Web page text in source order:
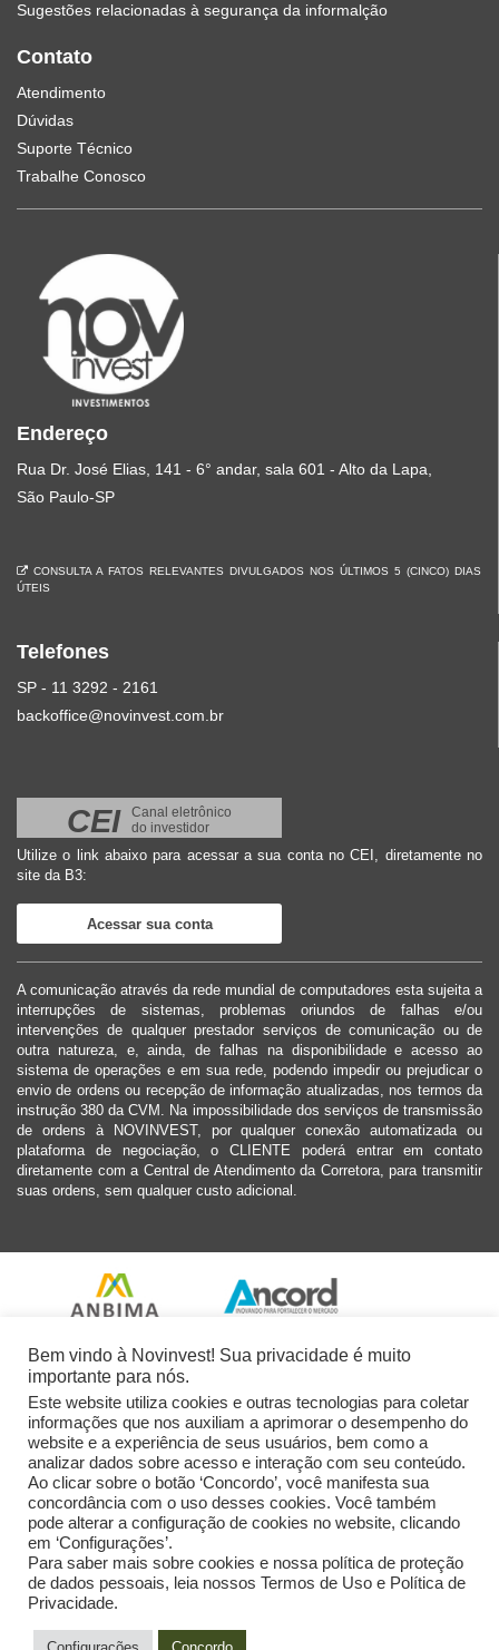
Sugestões relacionadas à segurança da informalção
Contato
Atendimento
Dúvidas
Suporte Técnico
Trabalhe Conosco
Endereço
Rua Dr. José Elias, 141 - 6° andar, sala 601 - Alto da Lapa,
São Paulo-SP
CONSULTA A FATOS RELEVANTES DIVULGADOS NOS ÚLTIMOS 5 (CINCO) DIAS
ÚTEIS
Telefones
SP - 11 3292 - 2161
backoffice@novinvest.com.br
CEI
Canal eletrônico
do investidor
Utilize o link abaixo para acessar a sua conta no CEI, diretamente no
site da B3:
Acessar sua conta
A comunicação através da rede mundial de computadores esta sujeita a
interrupções de sistemas, problemas oriundos de falhas e/ou
intervenções de qualquer prestador serviços de comunicação ou de
outra natureza, e, ainda, de falhas na disponibilidade e acesso ao
sistema de operações e em sua rede, podendo impedir ou prejudicar o
envio de ordens ou recepção de informação atualizadas, nos termos da
instrução 380 da CVM. Na impossibilidade dos serviços de transmissão
de ordens à NOVINVEST, por qualquer conexão automatizada ou
plataforma de negociação, o CLIENTE poderá entrar em contato
diretamente com a Central de Atendimento da Corretora, para transmitir
suas ordens, sem qualquer custo adicional.
Bem vindo à Novinvest! Sua privacidade é muito
importante para nós.
Este website utiliza cookies e outras tecnologias para coletar
informações que nos auxiliam a aprimorar o desempenho do
website e a experiência de seus usuários, bem como a
analizar dados sobre acesso e interação com seu conteúdo.
Ao clicar sobre o botão ‘Concordo’, você manifesta sua
concordância com o uso desses cookies. Você também
pode alterar a configuração de cookies no website, clicando
em ‘Configurações’.
Para saber mais sobre cookies e nossa política de proteção
de dados pessoais, leia nossos Termos de Uso e Política de
Privacidade.